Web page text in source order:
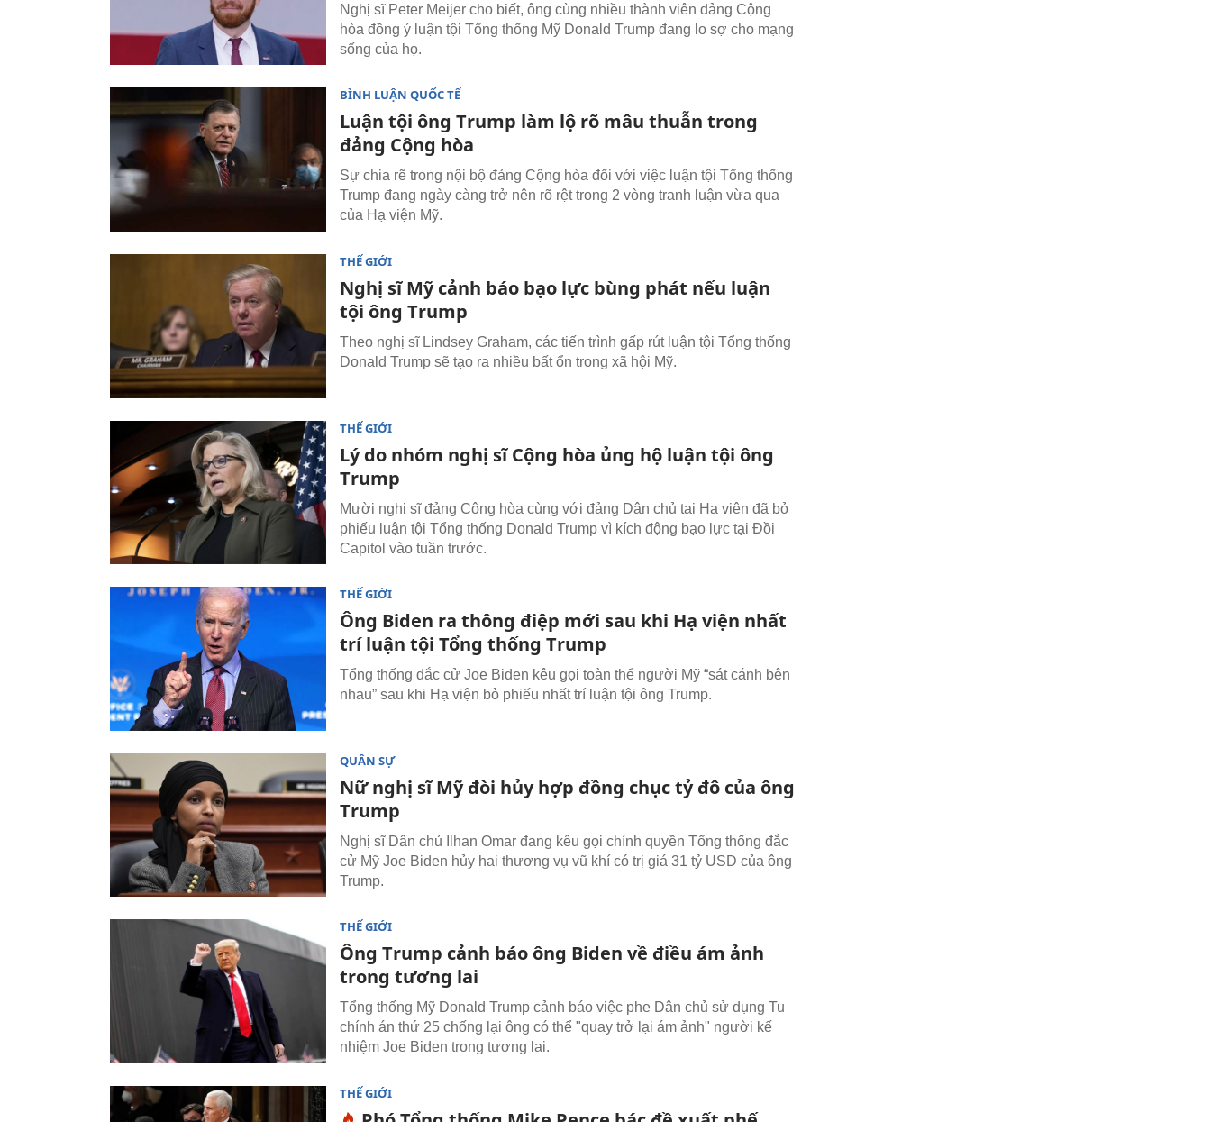
Nghị sĩ Peter Meijer cho biết, ông cùng nhiều thành viên đảng Cộng
hòa đồng ý luận tội Tổng thống Mỹ Donald Trump đang lo sợ cho mạng
sống của họ.
BÌNH LUẬN QUỐC TẾ
Luận tội ông Trump làm lộ rõ mâu thuẫn trong
đảng Cộng hòa
Sự chia rẽ trong nội bộ đảng Cộng hòa đối với việc luận tội Tổng thống
Trump đang ngày càng trở nên rõ rệt trong 2 vòng tranh luận vừa qua
của Hạ viện Mỹ.
THẾ GIỚI
Nghị sĩ Mỹ cảnh báo bạo lực bùng phát nếu luận
tội ông Trump
Theo nghị sĩ Lindsey Graham, các tiến trình gấp rút luận tội Tổng thống
Donald Trump sẽ tạo ra nhiều bất ổn trong xã hội Mỹ.
THẾ GIỚI
Lý do nhóm nghị sĩ Cộng hòa ủng hộ luận tội ông
Trump
Mười nghị sĩ đảng Cộng hòa cùng với đảng Dân chủ tại Hạ viện đã bỏ
phiếu luận tội Tổng thống Donald Trump vì kích động bạo lực tại Đồi
Capitol vào tuần trước.
THẾ GIỚI
Ông Biden ra thông điệp mới sau khi Hạ viện nhất
trí luận tội Tổng thống Trump
Tổng thống đắc cử Joe Biden kêu gọi toàn thể người Mỹ “sát cánh bên
nhau” sau khi Hạ viện bỏ phiếu nhất trí luận tội ông Trump.
QUÂN SỰ
Nữ nghị sĩ Mỹ đòi hủy hợp đồng chục tỷ đô của ông
Trump
Nghị sĩ Dân chủ Ilhan Omar đang kêu gọi chính quyền Tổng thống đắc
cử Mỹ Joe Biden hủy hai thương vụ vũ khí có trị giá 31 tỷ USD của ông
Trump.
THẾ GIỚI
Ông Trump cảnh báo ông Biden về điều ám ảnh
trong tương lai
Tổng thống Mỹ Donald Trump cảnh báo việc phe Dân chủ sử dụng Tu
chính án thứ 25 chống lại ông có thể "quay trở lại ám ảnh" người kế
nhiệm Joe Biden trong tương lai.
THẾ GIỚI